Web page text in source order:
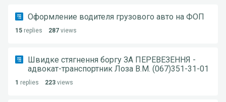
Оформление водителя грузового авто на ФОП
15 replies 287 views
Швидке стягнення боргу ЗА ПЕРЕВЕЗЕННЯ -
адвокат-транспортник Лоза В.М. (067)351-31-01
1 replies 223 views